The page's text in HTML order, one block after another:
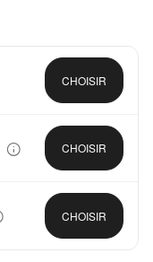
CHOISIR
CHOISIR
CHOISIR